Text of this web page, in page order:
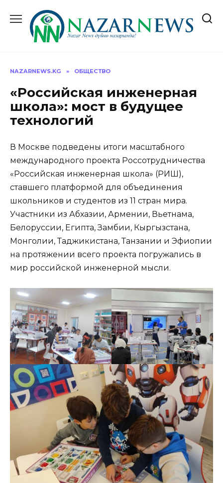
содержанию
NAZARNEWS.KG » ОБЩЕСТВО
«Российская инженерная
школа»: мост в будущее
технологий
В Москве подведены итоги масштабного
международного проекта Россотрудничества
«Российская инженерная школа» (РИШ),
ставшего платформой для объединения
школьников и студентов из 11 стран мира.
Участники из Абхазии, Армении, Вьетнама,
Белоруссии, Египта, Замбии, Кыргызстана,
Монголии, Таджикистана, Танзании и Эфиопии
на протяжении всего проекта погружались в
мир российской инженерной мысли.